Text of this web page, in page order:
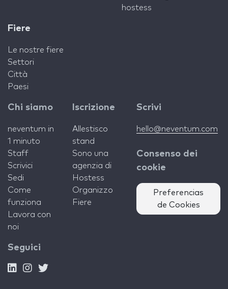
hostess
Fiere
Le nostre fiere
Settori
Città
Paesi
Chi siamo
neventum in
1 minuto
Staff
Scrivici
Sedi
Come
funziona
Lavora con
noi
Iscrizione
Allestisco
stand
Sono una
agenzia di
Hostess
Organizzo
Fiere
Scrivi
hello@neventum.com
Consenso dei
cookie
Preferencias
de Cookies
Seguici